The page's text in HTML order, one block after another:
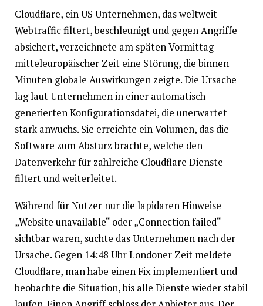
Cloudflare, ein US Unternehmen, das weltweit
Webtraffic filtert, beschleunigt und gegen Angriffe
absichert, verzeichnete am späten Vormittag
mitteleuropäischer Zeit eine Störung, die binnen
Minuten globale Auswirkungen zeigte. Die Ursache
lag laut Unternehmen in einer automatisch
generierten Konfigurationsdatei, die unerwartet
stark anwuchs. Sie erreichte ein Volumen, das die
Software zum Absturz brachte, welche den
Datenverkehr für zahlreiche Cloudflare Dienste
filtert und weiterleitet.
Während für Nutzer nur die lapidaren Hinweise
„Website unavailable“ oder „Connection failed“
sichtbar waren, suchte das Unternehmen nach der
Ursache. Gegen 14:48 Uhr Londoner Zeit meldete
Cloudflare, man habe einen Fix implementiert und
beobachte die Situation, bis alle Dienste wieder stabil